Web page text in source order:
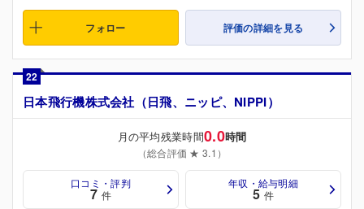
フォロー 評価の詳細を見る
22
日本飛行機株式会社（日飛、ニッピ、NIPPI）
月の平均残業時間0.0時間
（総合評価 ★ 3.1）
口コミ・評判
7 件
年収・給与明細
5 件